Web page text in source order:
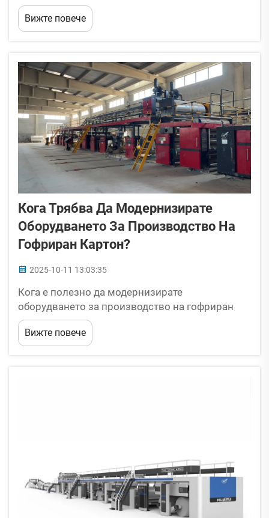
Едно от нещата, които ще търсите във фабрика
с производствена линия за гофриран картон, е
как да се оптимизира продуктивността, без да
Вижте повече
Кога Трябва Да Модернизирате
Оборудването За Производство На
Гофриран Картон?
2025-10-11 13:03:35
Кога е полезно да модернизирате
оборудването за производство на гофриран
картон? Ако управлявате фирма в сферата на
опаковките и трябва да произвеждате
гофриран картон, осъзнавате колко ценни са
Вижте повече